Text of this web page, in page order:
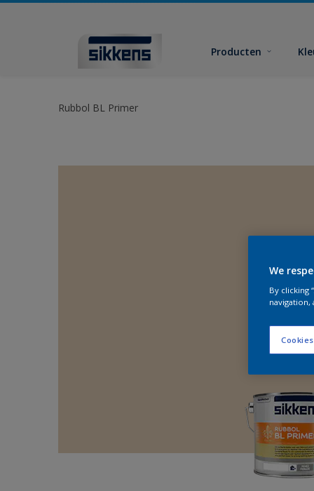
Producten
Rubbol BL Primer
We
By clicking
navigation,